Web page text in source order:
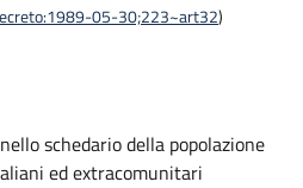
05-30;223~art32)
schedario della popolazione
ed extracomunitari